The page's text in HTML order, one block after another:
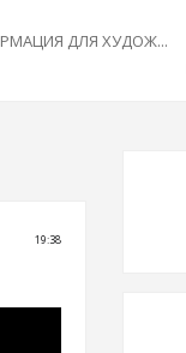
ДЛЯ ХУДОЖ...
19:38